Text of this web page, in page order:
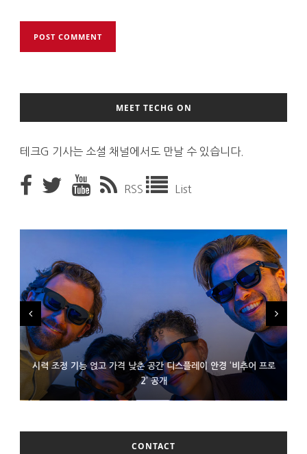
MEET TECHG ON
테크G 기사는 소셜 채널에서도 만날 수 있습니다.
RSS List
시력 조정 기능 얹고 가격 낮춘 공간 디스플레이 안경 ‘비추어 프로
2’ 공개
D램 부족에 10억달러어치 아이폰18 프로세서 패키징 대기 중
300~400달러 반지형 스피커 준비하는 오픈AI
CONTACT